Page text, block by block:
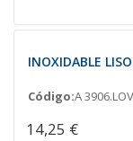
INOXIDABLE
Código:A 3906.LOV
14,25 €